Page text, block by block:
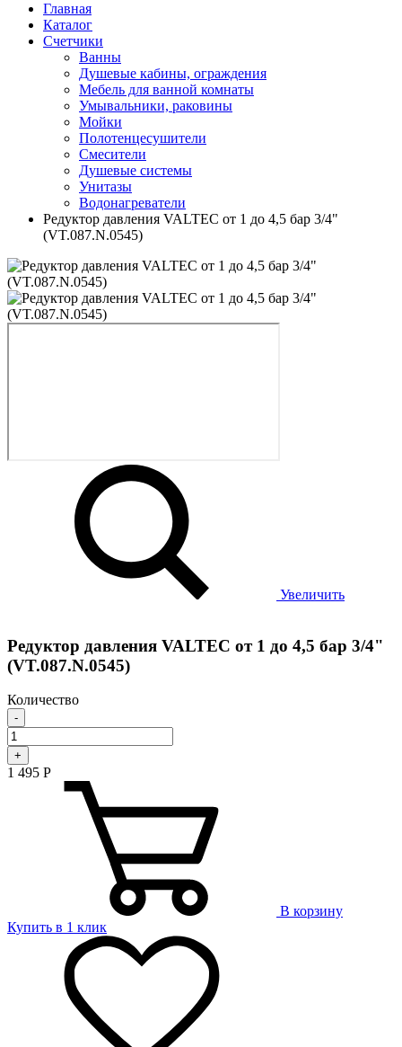
Главная
Каталог
Счетчики
Ванны
Душевые кабины, ограждения
Мебель для ванной комнаты
Умывальники, раковины
Мойки
Полотенцесушители
Смесители
Душевые системы
Унитазы
Водонагреватели
Редуктор давления VALTEC от 1 до 4,5 бар 3/4"
(VT.087.N.0545)
Увеличить
Редуктор давления VALTEC от 1 до 4,5 бар 3/4"
(VT.087.N.0545)
Количество
-
+
1 495 Р
В корзину
Купить в 1 клик